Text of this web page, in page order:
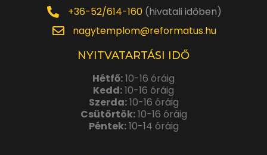
+36-52/614-160(hivatali időben)
nagytemplom@reformatus.hu
NYITVATARTÁSI IDŐ
Hétfő:10-16 óráig
Kedd:10-16 óráig
Szerda:10-16 óráig
Csütörtök:10-16 óráig
Péntek:10-14 óráig